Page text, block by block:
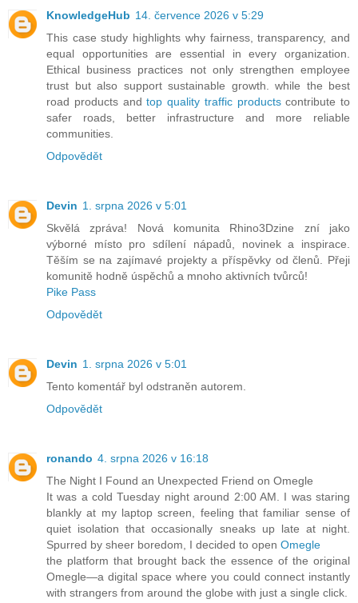
KnowledgeHub 14. července 2026 v 5:29
This case study highlights why fairness, transparency, and
equal opportunities are essential in every organization.
Ethical business practices not only strengthen employee
trust but also support sustainable growth. while the best
road products andtop quality traffic productscontribute to
safer roads, better infrastructure and more reliable
communities.
Odpovědět
Devin 1. srpna 2026 v 5:01
Skvělá zpráva! Nová komunita Rhino3Dzine zní jako
výborné místo pro sdílení nápadů, novinek a inspirace.
Těším se na zajímavé projekty a příspěvky od členů. Přeji
komunitě hodně úspěchů a mnoho aktivních tvůrců!
Pike Pass
Odpovědět
Devin 1. srpna 2026 v 5:01
Tento komentář byl odstraněn autorem.
Odpovědět
ronando 4. srpna 2026 v 16:18
The Night I Found an Unexpected Friend on Omegle
It was a cold Tuesday night around 2:00 AM. I was staring
blankly at my laptop screen, feeling that familiar sense of
quiet isolation that occasionally sneaks up late at night.
Spurred by sheer boredom, I decided to open Omegle
the platform that brought back the essence of the original
Omegle—a digital space where you could connect instantly
with strangers from around the globe with just a single click.